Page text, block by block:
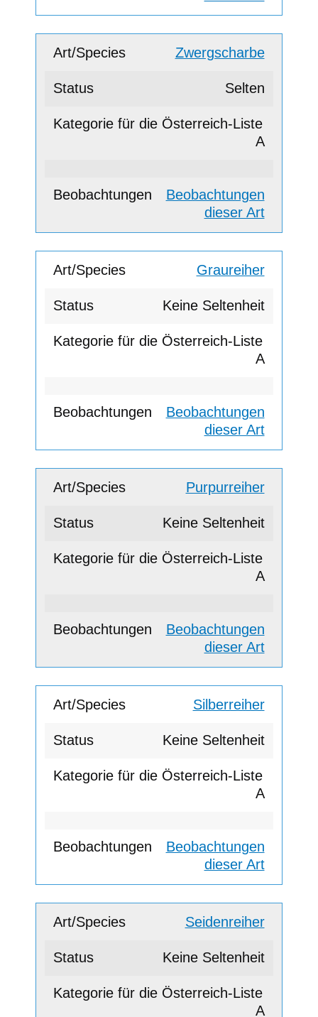
Zwergscharbe
Selten
A
Beobachtungen
dieser Art
Graureiher
Keine Seltenheit
A
Beobachtungen
dieser Art
Purpurreiher
Keine Seltenheit
A
Beobachtungen
dieser Art
Silberreiher
Keine Seltenheit
A
Beobachtungen
dieser Art
Seidenreiher
Keine Seltenheit
A